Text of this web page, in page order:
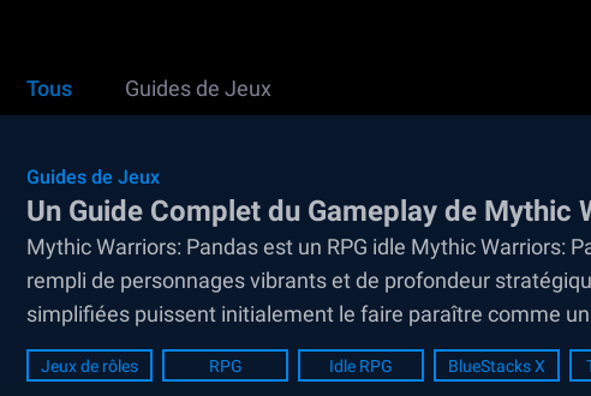
Tous Guides de Jeux
Guides de Jeux
Un Guide Complet du Gameplay de Mythic
Mythic Warriors: Pandas est un RPG idle Mythic Warriors:
rempli de personnages vibrants et de profondeur
simplifiées puissent initialement le faire paraître comme
Jeux de rôles RPG Idle RPG BlueStacks X